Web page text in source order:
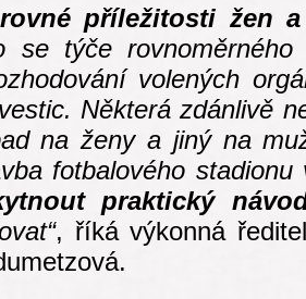
příležitosti žen
se týče rovnoměrného
volených
Některá zdánlivě
na ženy a jiný na
fotbalového stadionu
praktický
, říká výkonná